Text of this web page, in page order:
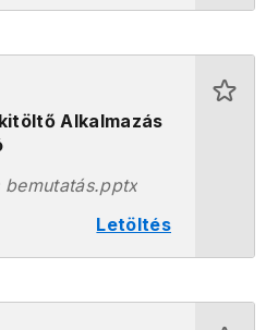
Alkalmazás
Letöltés
bemutatás.pptx